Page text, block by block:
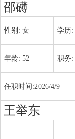
邵礴
性别: 女 学历:
年龄: 52 职务:
任职时间:2026/4/9
王举东